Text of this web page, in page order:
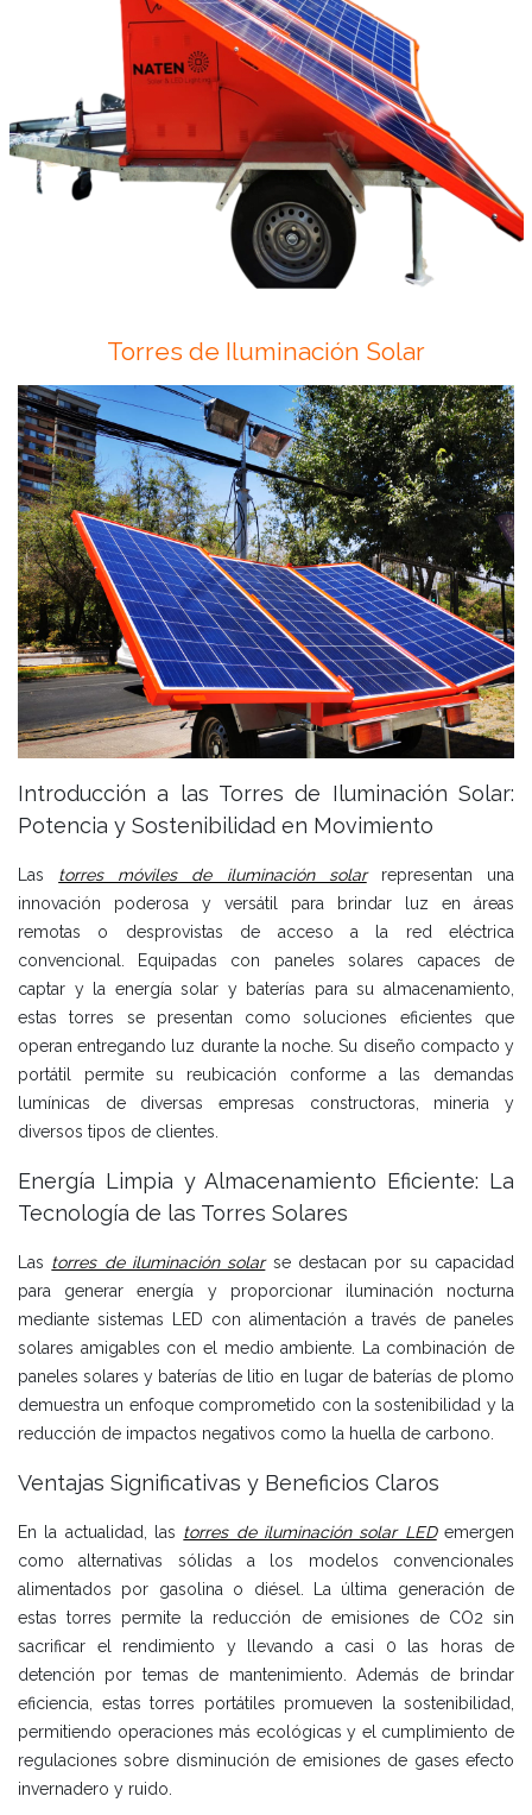
Torres de Iluminación Solar
Introducción a las Torres de Iluminación Solar:
Potencia y Sostenibilidad en Movimiento
Las torres móviles de iluminación solarrepresentan una
innovación poderosa y versátil para brindar luz en áreas
remotas o desprovistas de acceso a la red eléctrica
convencional. Equipadas con paneles solares capaces de
captar y la energía solar y baterías para su almacenamiento,
estas torres se presentan como soluciones eficientes que
operan entregando luz durante la noche. Su diseño compacto y
portátil permite su reubicación conforme a las demandas
lumínicas de diversas empresas constructoras, mineria y
diversos tipos de clientes.
Energía Limpia y Almacenamiento Eficiente: La
Tecnología de las Torres Solares
Las torres de iluminación solarse destacan por su capacidad
para generar energía y proporcionar iluminación nocturna
mediante sistemas LED con alimentación a través de paneles
solares amigables con el medio ambiente. La combinación de
paneles solares y baterías de litio en lugar de baterías de plomo
demuestra un enfoque comprometido con la sostenibilidad y la
reducción de impactos negativos como la huella de carbono.
Ventajas Significativas y Beneficios Claros
En la actualidad, las torres de iluminación solar LEDemergen
como alternativas sólidas a los modelos convencionales
alimentados por gasolina o diésel. La última generación de
estas torres permite la reducción de emisiones de CO2 sin
sacrificar el rendimiento y llevando a casi 0 las horas de
detención por temas de mantenimiento. Además de brindar
eficiencia, estas torres portátiles promueven la sostenibilidad,
permitiendo operaciones más ecológicas y el cumplimiento de
regulaciones sobre disminución de emisiones de gases efecto
invernadero y ruido.